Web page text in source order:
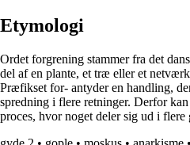
Etymologi
Ordet forgrening stammer fra det
del af en plante, et træ eller et
Præfikset for- antyder en handling,
spredning i flere retninger. Derfor
proces, hvor noget deler sig ud i flere